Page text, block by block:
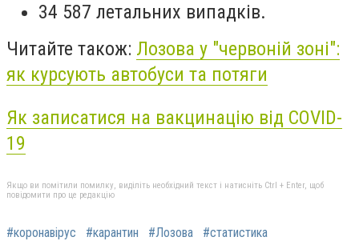
34 587 летальних випадків.
Читайте також: Лозова у "червоній зоні":
як курсують автобуси та потяги
Як записатися на вакцинацію від COVID-
19
Якщо ви помітили помилку, виділіть необхідний текст і натисніть Ctrl + Enter, щоб
повідомити про це редакцію
#коронавірус #карантин #Лозова #статистика